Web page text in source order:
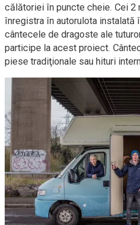
călătoriei în puncte cheie. Cei
înregistra în autorulota instalată
cântecele de dragoste ale
participe la acest proiect.
piese tradiţionale sau hituri